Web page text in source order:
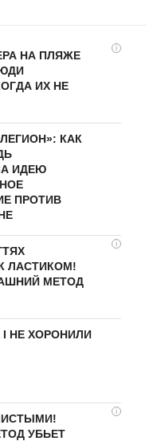
i
НА ПЛЯЖЕ
ИХ НЕ
КАК
ИДЕЮ
ПРОТИВ
i
ЛАСТИКОМ!
МЕТОД
НЕ ХОРОНИЛИ
i
УБЬЕТ